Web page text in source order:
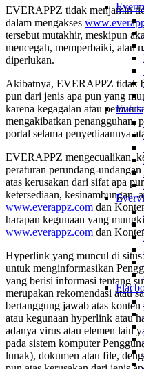
EVERAPPZ tidak menjamin
dalam mengakses
tersebut mutakhir, meskipun
mencegah, memperbaiki, atau
diperlukan.
Akibatnya, EVERAPPZ tidak
pun dari jenis apa pun yang
karena kegagalan atau
mengakibatkan penangguhan,
portal selama penyediaannya
EVERAPPZ mengecualikan,
peraturan perundang-
atas kerusakan dari sifat apa
ketersediaan, kesinambungan,
www.everappz.com dan
harapan kegunaan yang
www.everappz.com dan
Hyperlink yang muncul di situs
untuk menginformasikan
yang berisi informasi tentang
merupakan rekomendasi atau
bertanggung jawab atas
atau kegunaan hyperlink atau
adanya virus atau elemen lain
pada sistem komputer
lunak), dokumen atau file,